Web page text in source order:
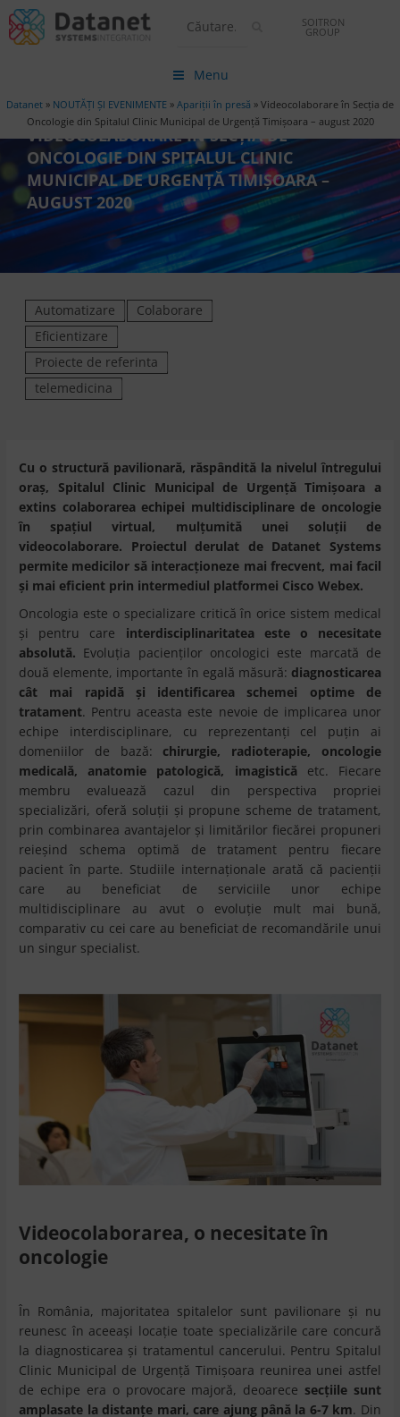
SOITRON
GROUP
Menu
Datanet » NOUTĂȚI ȘI EVENIMENTE » Apariții în presă » Videocolaborare în Secția de
Oncologie din Spitalul Clinic Municipal de Urgenţă Timişoara – august 2020
VIDEOCOLABORARE ÎN SECȚIA DE
ONCOLOGIE DIN SPITALUL CLINIC
MUNICIPAL DE URGENŢĂ TIMIŞOARA –
AUGUST 2020
Automatizare
Colaborare
Eficientizare
Proiecte de referinta
telemedicina
Cu o structură pavilionară, răspândită la nivelul întregului
oraş, Spitalul Clinic Municipal de Urgenţă Timişoara a
extins colaborarea echipei multidisciplinare de oncologie
în spaţiul virtual, mulţumită unei soluţii de
videocolaborare. Proiectul derulat de Datanet Systems
permite medicilor să interacţioneze mai frecvent, mai facil
şi mai eficient prin intermediul platformei Cisco Webex.
Oncologia este o specializare critică în orice sistem medical
şi pentru care interdisciplinaritatea este o necesitate
absolută. Evoluţia pacienţilor oncologici este marcată de
două elemente, importante în egală măsură: diagnosticarea
cât mai rapidă şi identificarea schemei optime de
tratament. Pentru aceasta este nevoie de implicarea unor
echipe interdisciplinare, cu reprezentanţi cel puţin ai
domeniilor de bază: chirurgie, radioterapie, oncologie
medicală, anatomie patologică, imagisticăetc. Fiecare
membru evaluează cazul din perspectiva propriei
specializări, oferă soluţii şi propune scheme de tratament,
prin combinarea avantajelor şi limitărilor fiecărei propuneri
reieşind schema optimă de tratament pentru fiecare
pacient în parte. Studiile internaţionale arată că pacienţii
care au beneficiat de serviciile unor echipe
multidisciplinare au avut o evoluţie mult mai bună,
comparativ cu cei care au beneficiat de recomandările unui
un singur specialist.
Videocolaborarea, o necesitate în
oncologie
În România, majoritatea spitalelor sunt pavilionare şi nu
reunesc în aceeaşi locaţie toate specializările care concură
la diagnosticarea şi tratamentul cancerului. Pentru Spitalul
Clinic Municipal de Urgenţă Timişoara reunirea unei astfel
de echipe era o provocare majoră, deoarece secţiile sunt
amplasate la distanţe mari, care ajung până la 6-7 km. Din